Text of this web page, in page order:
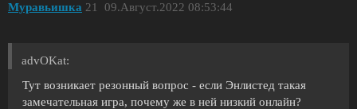
Муравьишка 09.Август.2022 08:53:44
21
advOKat:
Тут возникает резонный вопрос - если Энлистед такая
замечательная игра, почему же в ней низкий онлайн?